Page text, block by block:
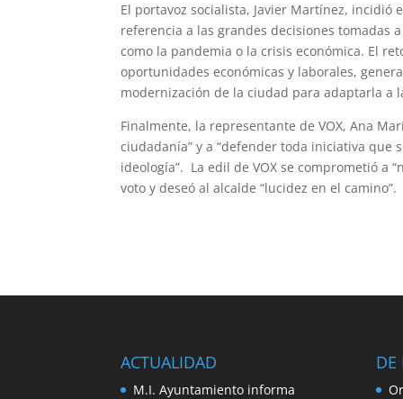
El portavoz socialista, Javier Martínez, incidió
referencia a las grandes decisiones tomadas
como la pandemia o la crisis económica. El
oportunidades económicas y laborales,
modernización de la ciudad para adaptarla a
Finalmente, la representante de VOX, Ana
ciudadanía” y a “defender toda iniciativa
ideología”. La edil de VOX se comprometió a
voto y deseó al alcalde “lucidez en el camino”.
ACTUALIDAD
M.I. Ayuntamiento informa
DE